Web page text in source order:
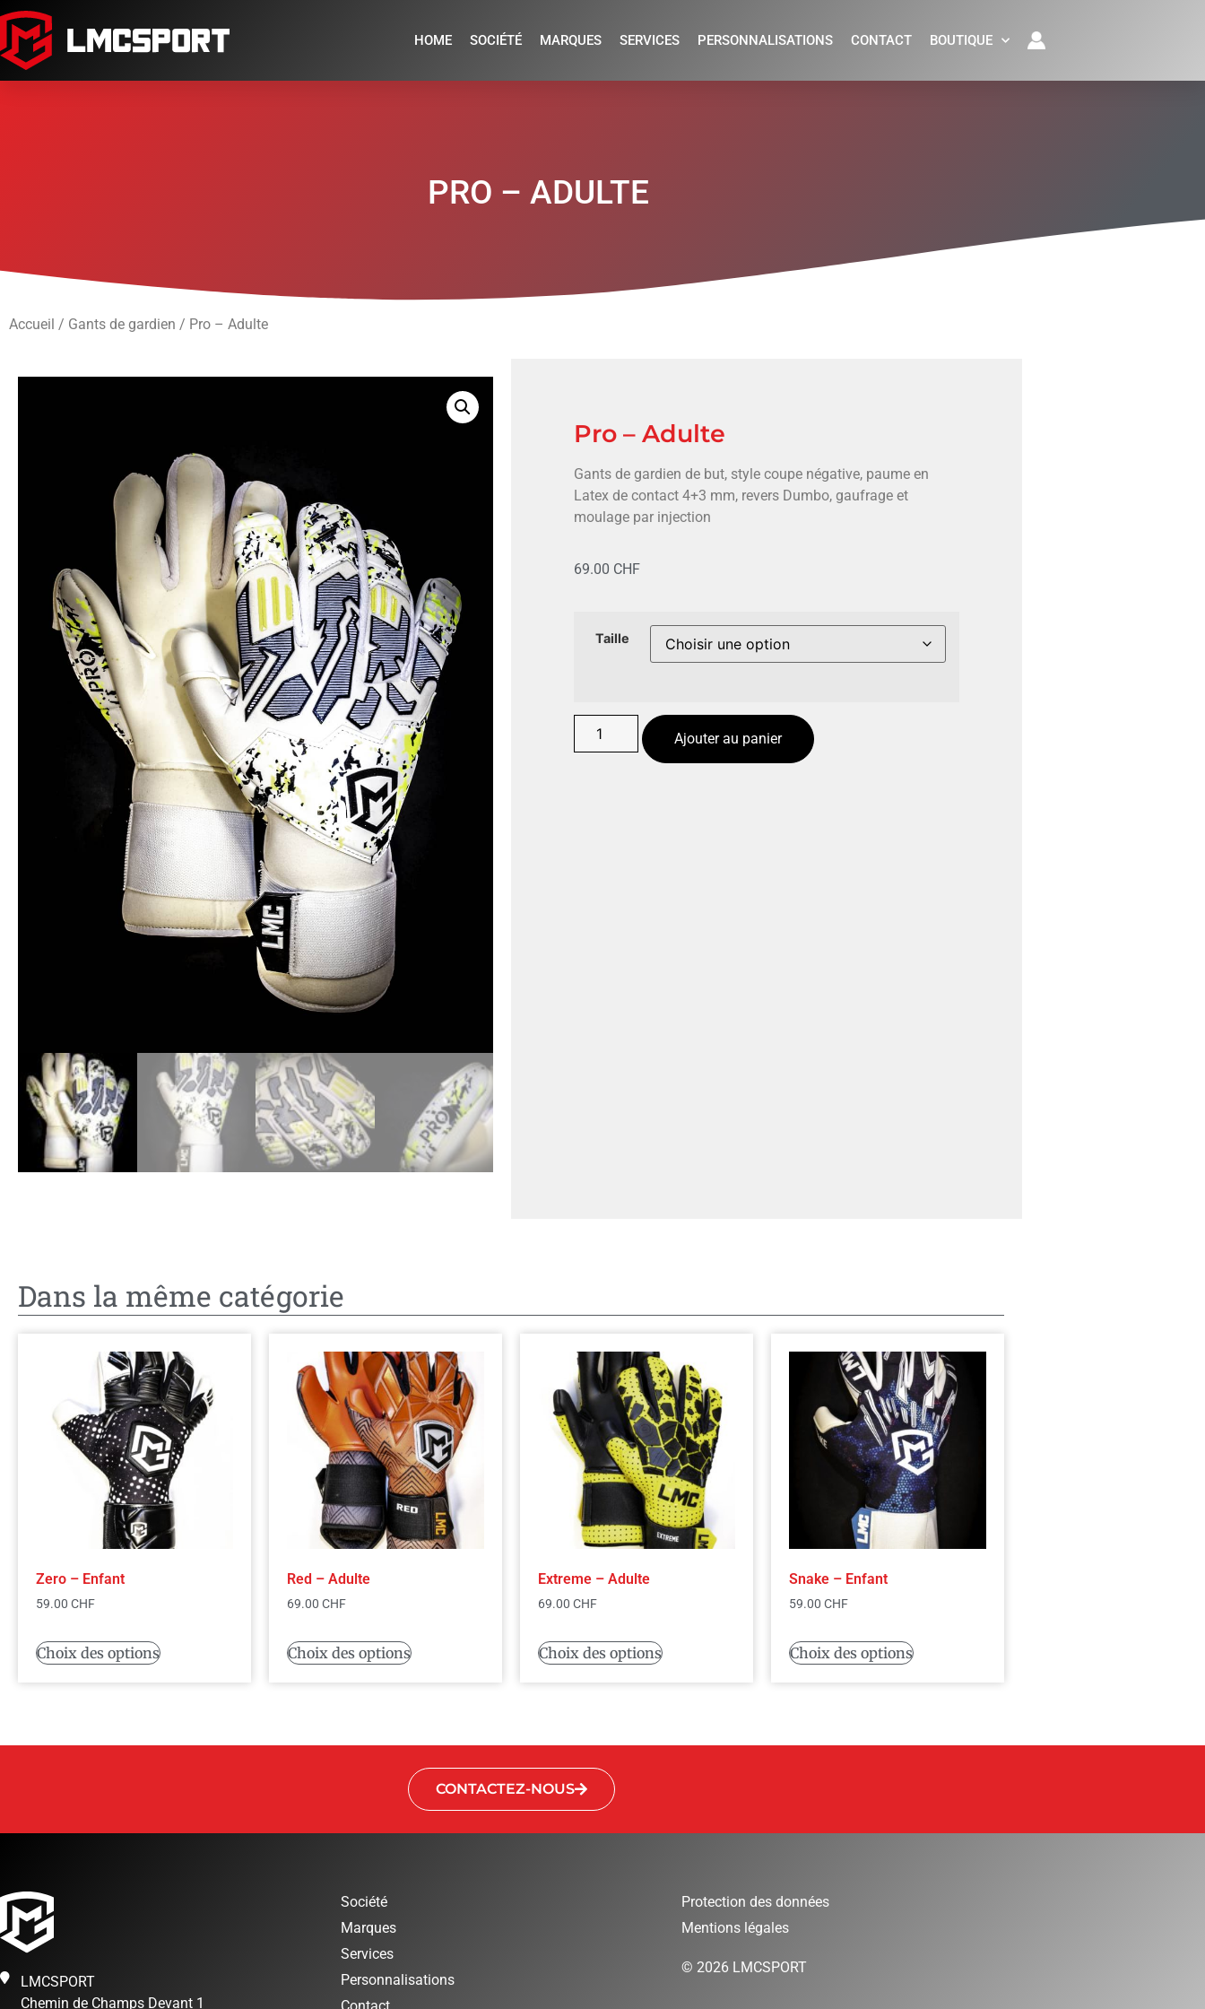
HOME SOCIÉTÉ MARQUES SERVICES PERSONNALISATIONS CONTACT BOUTIQUE
PRO – ADULTE
Accueil / Gants de gardien / Pro – Adulte
Pro – Adulte
Gants de gardien de but, style coupe négative, paume en
Latex de contact 4+3 mm, revers Dumbo, gaufrage et
moulage par injection
69.00 CHF
Taille
Ajouter au panier
Dans la même catégorie
Zero – Enfant
59.00 CHF
Choix des options
Red – Adulte
69.00 CHF
Choix des options
Extreme – Adulte
69.00 CHF
Choix des options
Snake – Enfant
59.00 CHF
Choix des options
CONTACTEZ-NOUS
LMCSPORT
Chemin de Champs Devant 1
Société
Marques
Services
Personnalisations
Contact
Protection des données
Mentions légales
© 2026 LMCSPORT